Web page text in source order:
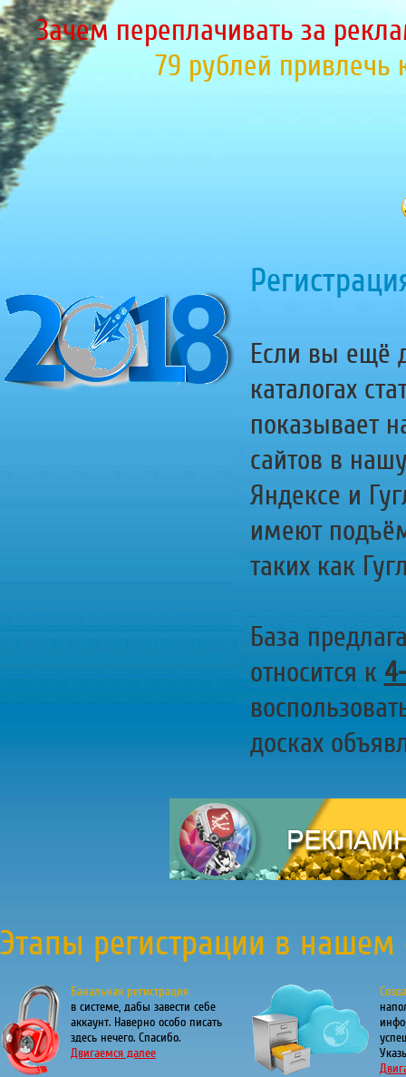
Зачем переплачивать за
79 рублей
Если вы ещё
каталогах
показывает
сайтов в
Яндексе и
имеют
таких как
База
относится к
досках
Этапы регистрации в нашем
Банальная регистрация
в системе, дабы завести себе
аккаунт. Наверно особо писать
здесь нечего. Спасибо.
Двигаемся далее